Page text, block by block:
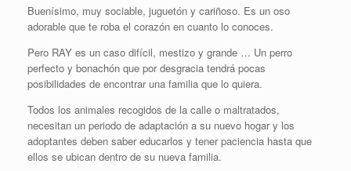
Buenísimo, muy sociable, juguetón y cariñoso. Es un oso
adorable que te roba el corazón en cuanto lo conoces.
Pero RAY es un caso difícil, mestizo y grande … Un perro
perfecto y bonachón que por desgracia tendrá pocas
posibilidades de encontrar una familia que lo quiera.
Todos los animales recogidos de la calle o maltratados,
necesitan un periodo de adaptación a su nuevo hogar y los
adoptantes deben saber educarlos y tener paciencia hasta que
ellos se ubican dentro de su nueva familia.